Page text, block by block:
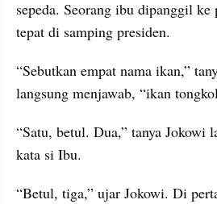
sepeda. Seorang ibu dipanggil
tepat di samping presiden.
“Sebutkan empat nama ikan,”
langsung menjawab, “ikan
“Satu, betul. Dua,” tanya Jokowi
kata si Ibu.
“Betul, tiga,” ujar Jokowi. Di